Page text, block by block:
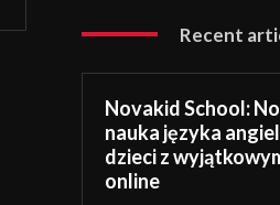
Recent
Novakid School:
nauka języka
dzieci z
online